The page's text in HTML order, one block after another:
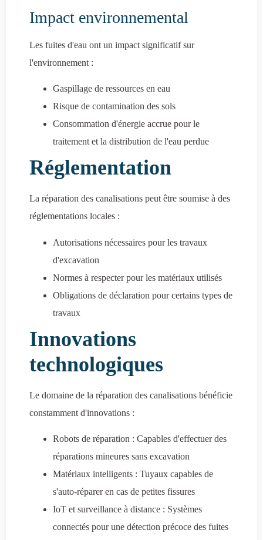
Impact environnemental
Les fuites d'eau ont un impact significatif sur
l'environnement :
Gaspillage de ressources en eau
Risque de contamination des sols
Consommation d'énergie accrue pour le
traitement et la distribution de l'eau perdue
Réglementation
La réparation des canalisations peut être soumise à des
réglementations locales :
Autorisations nécessaires pour les travaux
d'excavation
Normes à respecter pour les matériaux utilisés
Obligations de déclaration pour certains types de
travaux
Innovations
technologiques
Le domaine de la réparation des canalisations bénéficie
constamment d'innovations :
Robots de réparation : Capables d'effectuer des
réparations mineures sans excavation
Matériaux intelligents : Tuyaux capables de
s'auto-réparer en cas de petites fissures
IoT et surveillance à distance : Systèmes
connectés pour une détection précoce des fuites